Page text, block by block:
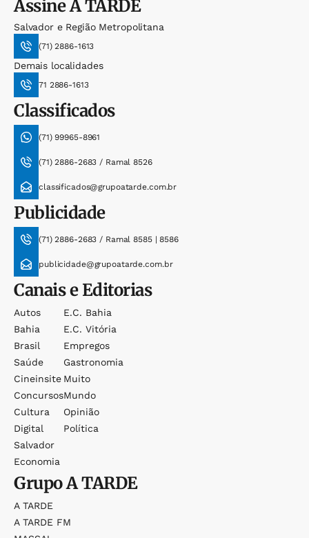
AssineA TARDE
Salvador e Região Metropolitana
(71) 2886-1613
Demais localidades
71 2886-1613
Classificados
(71) 99965-8961
(71) 2886-2683 / Ramal 8526
classificados@grupoatarde.com.br
Publicidade
(71) 2886-2683 / Ramal 8585 | 8586
publicidade@grupoatarde.com.br
Canais e Editorias
Autos
Bahia
Brasil
Saúde
Cineinsite
Concursos
Cultura
Digital
Salvador
Economia
E.c. Bahia
E.c. Vitória
Empregos
Gastronomia
Muito
Mundo
Opinião
Política
GrupoA TARDE
A TARDE
A TARDE FM